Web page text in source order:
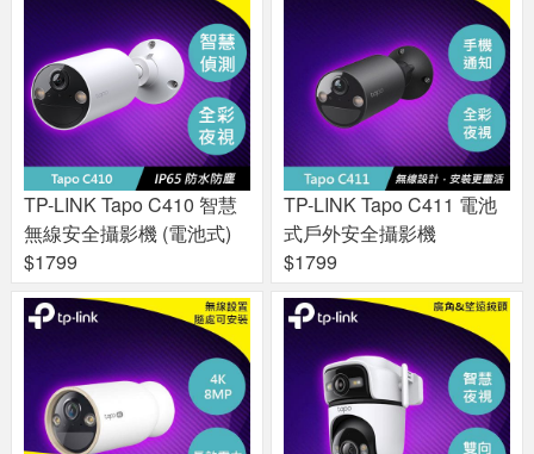
TP-LINK Tapo C410 智慧
無線安全攝影機 (電池式)
$1799
TP-LINK Tapo C411 電池
式戶外安全攝影機
$1799